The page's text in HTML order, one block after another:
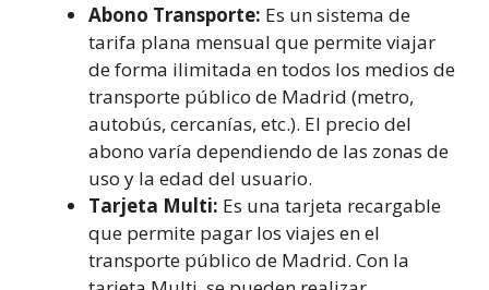
Abono Transporte: Es un sistema de
tarifa plana mensual que permite viajar
de forma ilimitada en todos los medios de
transporte público de Madrid (metro,
autobús, cercanías, etc.). El precio del
abono varía dependiendo de las zonas de
uso y la edad del usuario.
Tarjeta Multi: Es una tarjeta recargable
que permite pagar los viajes en el
transporte público de Madrid. Con la